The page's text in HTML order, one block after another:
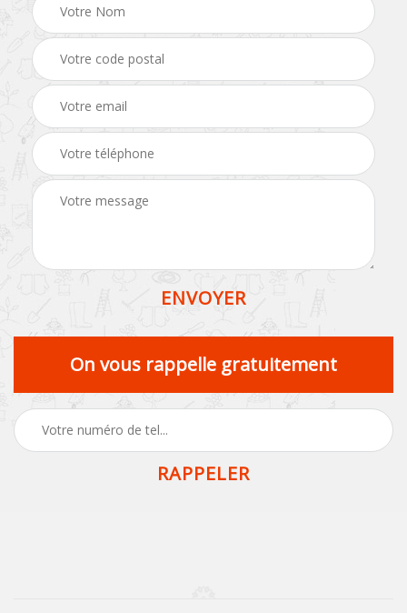
On vous rappelle gratuitement